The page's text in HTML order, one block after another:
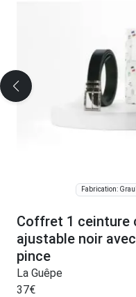
Fabrication:
Coffret 1 ceinture
ajustable noir
pince
La Guêpe
37€